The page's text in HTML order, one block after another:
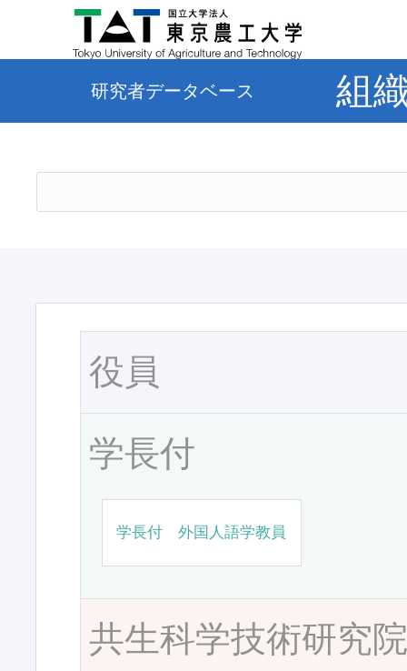
研究者データベース 組
役員
学長付
学長付 外国人語学教員
共生科学技術研究